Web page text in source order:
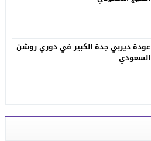
عودة ديربي جدة الكبير في دوري روشن
السعودي